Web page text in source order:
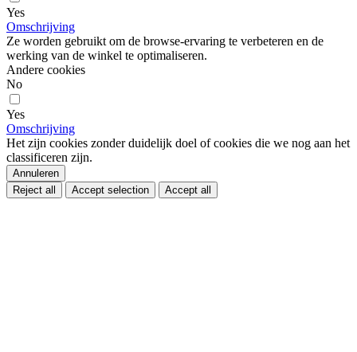
Yes
Omschrijving
Ze worden gebruikt om de browse-ervaring te verbeteren en de
werking van de winkel te optimaliseren.
Andere cookies
No
Yes
Omschrijving
Het zijn cookies zonder duidelijk doel of cookies die we nog aan het
classificeren zijn.
Annuleren
Reject all
Accept selection Accept all